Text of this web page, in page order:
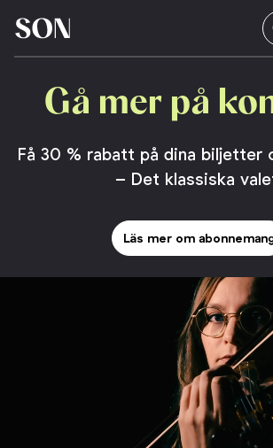
Gå mer på
Få 30 % rabatt på dina biljetter
– Det klassiska
Läs mer om